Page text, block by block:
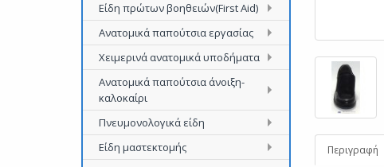
Είδη πρώτων βοηθειών(First Aid)
Ανατομικά παπούτσια εργασίας
Χειμερινά ανατομικά υποδήματα
Ανατομικά παπούτσια άνοιξη-
καλοκαίρι
Πνευμονολογικά είδη
Είδη μαστεκτομής
Περιγραφή